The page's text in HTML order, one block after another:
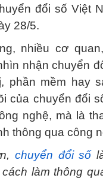
đổi số Việt
28/5.
nhiều cơ
nhận chuyển
phần mềm hay
của chuyển đổi
nghệ, mà là
thông qua công
chuyển đổi số
làm thông